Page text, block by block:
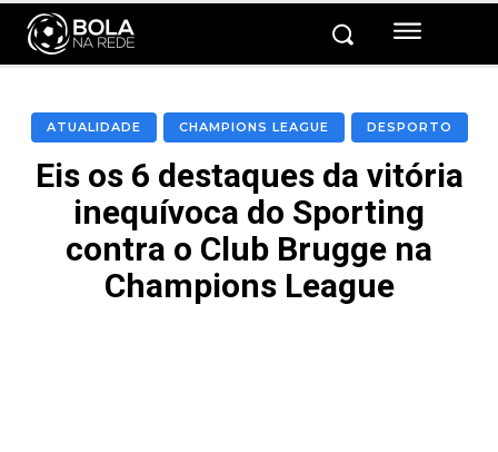
ATUALIDADE CHAMPIONS LEAGUE DESPORTO
Eis os 6 destaques da vitória
inequívoca do Sporting
contra o Club Brugge na
Champions League